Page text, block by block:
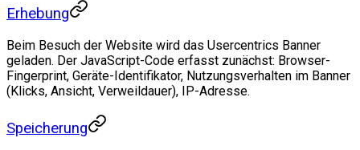
Erhebung
Beim Besuch der Website wird das Usercentrics Banner
geladen. Der JavaScript-Code erfasst zunächst: Browser-
Fingerprint, Geräte-Identifikator, Nutzungsverhalten im Banner
(Klicks, Ansicht, Verweildauer), IP-Adresse.
Speicherung